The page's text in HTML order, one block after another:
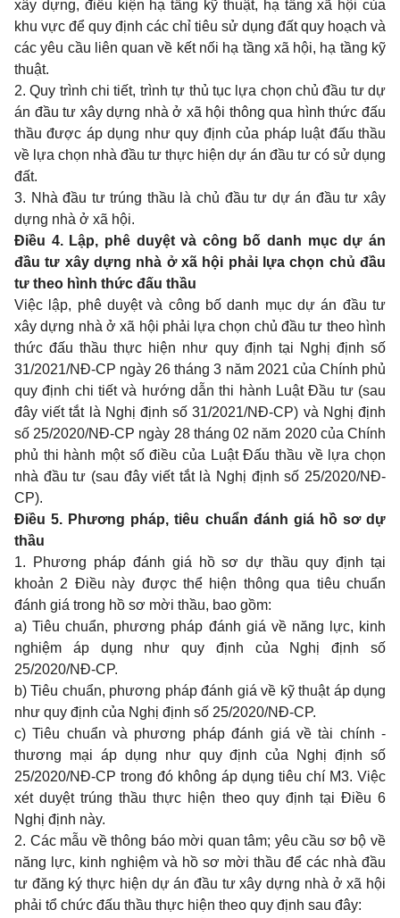
xây dựng, điều kiện hạ tầng kỹ thuật, hạ tầng xã hội của
khu vực để quy định các chỉ tiêu sử dụng đất quy hoạch và
các yêu cầu liên quan về kết nối hạ tầng xã hội, hạ tầng kỹ
thuật.
2. Quy trình chi tiết, trình tự thủ tục lựa chọn chủ đầu tư dự
án đầu tư xây dựng nhà ở xã hội thông qua hình thức đấu
thầu được áp dụng như quy định của pháp luật đấu thầu
về lựa chọn nhà đầu tư thực hiện dự án đầu tư có sử dụng
đất.
3. Nhà đầu tư trúng thầu là chủ đầu tư dự án đầu tư xây
dựng nhà ở xã hội.
Điều 4. Lập, phê duyệt và công bố danh mục dự án
đầu tư xây dựng nhà ở xã hội phải lựa chọn chủ đầu
tư theo hình thức đấu thầu
Việc lập, phê duyệt và công bố danh mục dự án đầu tư
xây dựng nhà ở xã hội phải lựa chọn chủ đầu tư theo hình
thức đấu thầu thực hiện như quy định tại Nghị định số
31/2021/NĐ-CP ngày 26 tháng 3 năm 2021 của Chính phủ
quy định chi tiết và hướng dẫn thi hành Luật Đầu tư (sau
đây viết tắt là Nghị định số 31/2021/NĐ-CP) và Nghị định
số 25/2020/NĐ-CP ngày 28 tháng 02 năm 2020 của Chính
phủ thi hành một số điều của Luật Đấu thầu về lựa chọn
nhà đầu tư (sau đây viết tắt là Nghị định số 25/2020/NĐ-
CP).
Điều 5. Phương pháp, tiêu chuẩn đánh giá hồ sơ dự
thầu
1. Phương pháp đánh giá hồ sơ dự thầu quy định tại
khoản 2 Điều này được thể hiện thông qua tiêu chuẩn
đánh giá trong hồ sơ mời thầu, bao gồm:
a) Tiêu chuẩn, phương pháp đánh giá về năng lực, kinh
nghiệm áp dụng như quy định của Nghị định số
25/2020/NĐ-CP.
b) Tiêu chuẩn, phương pháp đánh giá về kỹ thuật áp dụng
như quy định của Nghị định số 25/2020/NĐ-CP.
c) Tiêu chuẩn và phương pháp đánh giá về tài chính -
thương mại áp dụng như quy định của Nghị định số
25/2020/NĐ-CP trong đó không áp dụng tiêu chí M3. Việc
xét duyệt trúng thầu thực hiện theo quy định tại Điều 6
Nghị định này.
2. Các mẫu về thông báo mời quan tâm; yêu cầu sơ bộ về
năng lực, kinh nghiệm và hồ sơ mời thầu để các nhà đầu
tư đăng ký thực hiện dự án đầu tư xây dựng nhà ở xã hội
phải tổ chức đấu thầu thực hiện theo quy định sau đây: